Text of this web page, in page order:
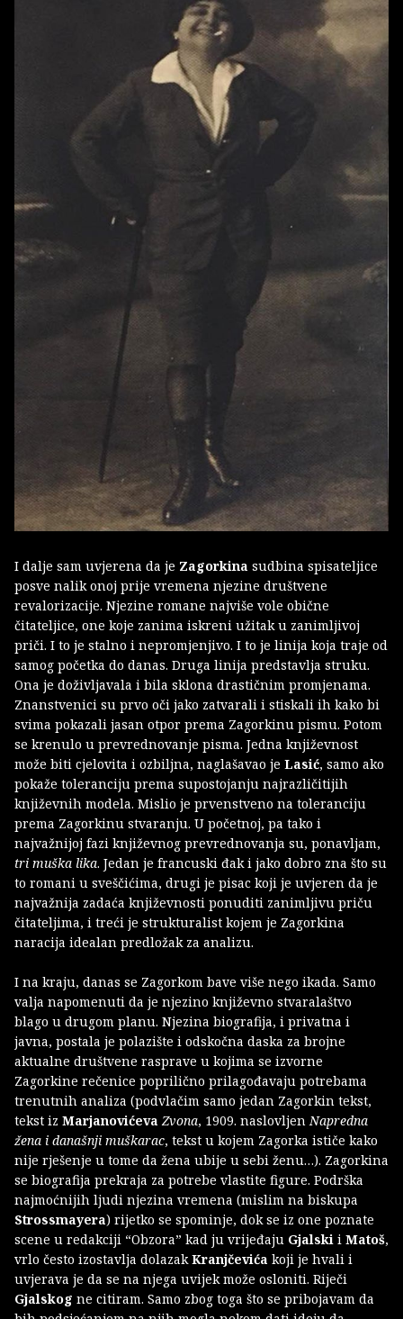
I dalje sam uvjerena da je Zagorkina sudbina spisateljice
posve nalik onoj prije vremena njezine društvene
revalorizacije. Njezine romane najviše vole obične
čitateljice, one koje zanima iskreni užitak u zanimljivoj
priči. I to je stalno i nepromjenjivo. I to je linija koja traje od
samog početka do danas. Druga linija predstavlja struku.
Ona je doživljavala i bila sklona drastičnim promjenama.
Znanstvenici su prvo oči jako zatvarali i stiskali ih kako bi
svima pokazali jasan otpor prema Zagorkinu pismu. Potom
se krenulo u prevrednovanje pisma. Jedna književnost
može biti cjelovita i ozbiljna, naglašavao je Lasić, samo ako
pokaže toleranciju prema supostojanju najrazličitijih
književnih modela. Mislio je prvenstveno na toleranciju
prema Zagorkinu stvaranju. U početnoj, pa tako i
najvažnijoj fazi književnog prevrednovanja su, ponavljam,
tri muška lika. Jedan je francuski đak i jako dobro zna što su
to romani u sveščićima, drugi je pisac koji je uvjeren da je
najvažnija zadaća književnosti ponuditi zanimljivu priču
čitateljima, i treći je strukturalist kojem je Zagorkina
naracija idealan predložak za analizu.
I na kraju, danas se Zagorkom bave više nego ikada. Samo
valja napomenuti da je njezino književno stvaralaštvo
blago u drugom planu. Njezina biografija, i privatna i
javna, postala je polazište i odskočna daska za brojne
aktualne društvene rasprave u kojima se izvorne
Zagorkine rečenice poprilično prilagođavaju potrebama
trenutnih analiza (podvlačim samo jedan Zagorkin tekst,
tekst iz Marjanovićeva Zvona, 1909. naslovljen Napredna
žena i današnji muškarac, tekst u kojem Zagorka ističe kako
nije rješenje u tome da žena ubije u sebi ženu…). Zagorkina
se biografija prekraja za potrebe vlastite figure. Podrška
najmoćnijih ljudi njezina vremena (mislim na biskupa
Strossmayera) rijetko se spominje, dok se iz one poznate
scene u redakciji “Obzora” kad ju vrijeđaju Gjalski i Matoš,
vrlo često izostavlja dolazak Kranjčevića koji je hvali i
uvjerava je da se na njega uvijek može osloniti. Riječi
Gjalskog ne citiram. Samo zbog toga što se pribojavam da